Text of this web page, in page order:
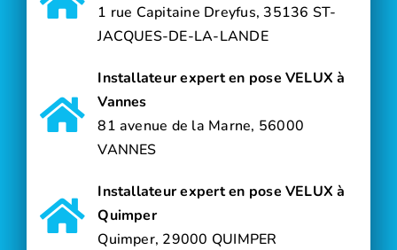
1 rue Capitaine Dreyfus, 35136 ST-
JACQUES-DE-LA-LANDE
Installateur expert en pose VELUX à
Vannes
81 avenue de la Marne, 56000
VANNES
Installateur expert en pose VELUX à
Quimper
Quimper, 29000 QUIMPER